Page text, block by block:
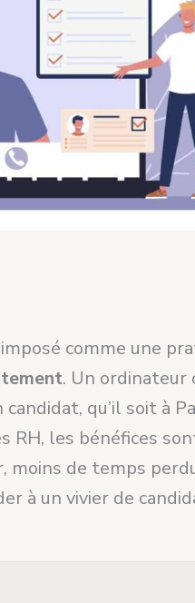
comme une
. Un ordinateur
qu’il soit à
RH, les bénéfices
moins de temps
à un vivier de